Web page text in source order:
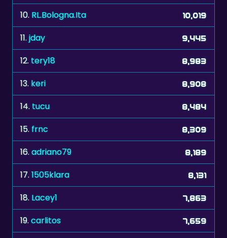
10. RL.Bologna.Ita 10,019
11.jday 9,445
12.tery18 8,983
13. keri 8,908
14.tucu 8,484
15.frnc 8,309
16.adriano79 8,189
17.1505klara 8,131
18. Lacey1 7,863
19.carlitos 7,659